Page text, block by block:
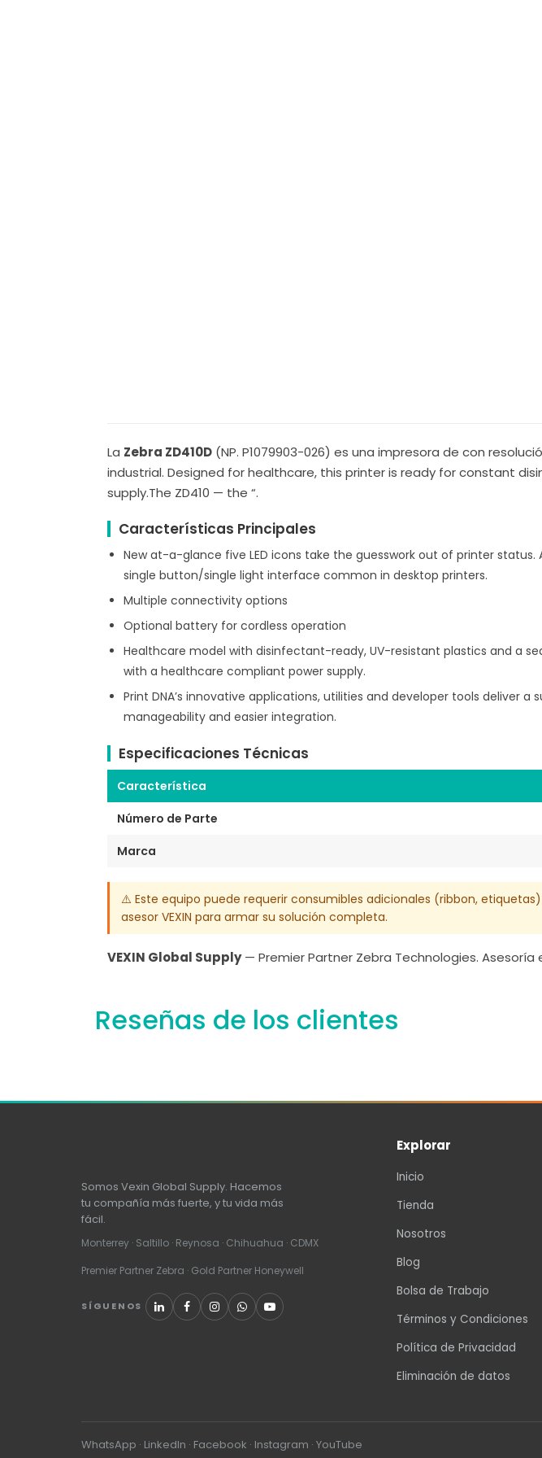
La Zebra ZD410D (NP. P1079903-026) es una impresora de con
industrial. Designed for healthcare, this printer is ready for constant
supply.The ZD410 — the “.
Características Principales
New at-a-glance five LED icons take the guesswork out of printer
single button/single light interface common in desktop printers.
Multiple connectivity options
Optional battery for cordless operation
Healthcare model with disinfectant-ready, UV-resistant plastics and a
with a healthcare compliant power supply.
Print DNA’s innovative applications, utilities and developer tools
manageability and easier integration.
Especificaciones Técnicas
Característica
Número de Parte
Marca
⚠️ Este equipo puede requerir consumibles adicionales (ribbon,
asesor VEXIN para armar su solución completa.
VEXIN Global Supply— Premier Partner Zebra Technologies. Asesoría
Reseñas de los clientes
Somos Vexin Global Supply. Hacemos
tu compañía más fuerte, y tu vida más
fácil.
Monterrey · Saltillo · Reynosa · Chihuahua · CDMX
Premier Partner Zebra · Gold Partner Honeywell
SÍGUENOS
Explorar
Inicio
Tienda
Nosotros
Blog
Bolsa de Trabajo
Términos y Condiciones
Política de Privacidad
Eliminación de datos
WhatsApp · LinkedIn · Facebook · Instagram · YouTube